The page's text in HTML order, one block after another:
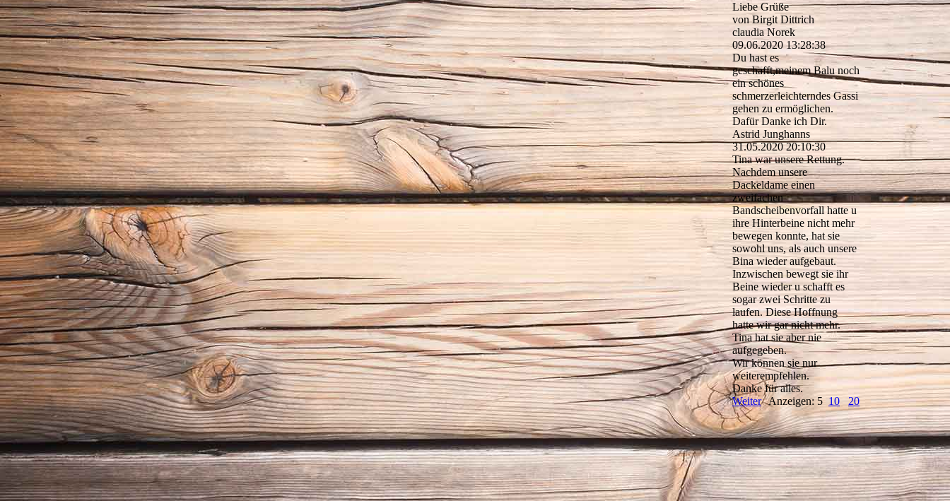
Liebe Grüße
von Birgit Dittrich
claudia Norek
09.06.2020 13:28:38
Du hast es
geschafft,meinem Balu noch
ein schönes
schmerzerleichterndes Gassi
gehen zu ermöglichen.
Dafür Danke ich Dir.
Astrid Junghanns
31.05.2020 20:10:30
Tina war unsere Rettung.
Nachdem unsere
Dackeldame einen
zweifachen
Bandscheibenvorfall hatte u
ihre Hinterbeine nicht mehr
bewegen konnte, hat sie
sowohl uns, als auch unsere
Bina wieder aufgebaut.
Inzwischen bewegt sie ihr
Beine wieder u schafft es
sogar zwei Schritte zu
laufen. Diese Hoffnung
hatte wir gar nicht mehr.
Tina hat sie aber nie
aufgegeben.
Wir können sie nur
weiterempfehlen.
Danke für alles.
Weiter Anzeigen: 510 20